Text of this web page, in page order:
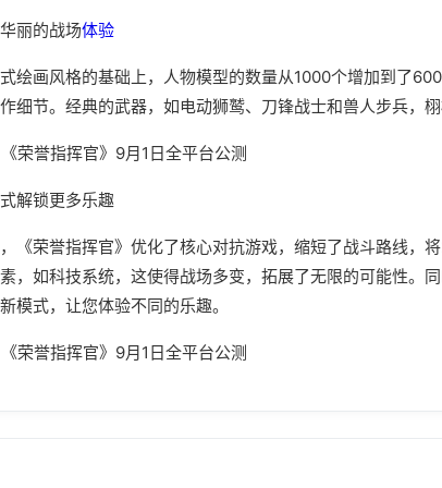
丽的战场体验
绘画风格的基础上，人物模型的数量从1000个增加到了
细节。经典的武器，如电动狮鹫、刀锋战士和兽人步兵，
解锁更多乐趣
《荣誉指挥官》优化了核心对抗游戏，缩短了战斗路线，
，如科技系统，这使得战场多变，拓展了无限的可能性。
模式，让您体验不同的乐趣。